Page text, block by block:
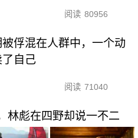
阅读 80956
俘混在人群中，一个动
自己
阅读 71040
林彪在四野却说一不二